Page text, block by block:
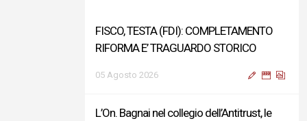
FISCO, TESTA (FDI): COMPLETAMENTO
RIFORMA E’ TRAGUARDO STORICO
05 Agosto 2026
L’On. Bagnai nel collegio dell’Antitrust, le